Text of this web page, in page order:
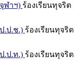
ฬาฯ) ร้องเรียนทุจริต
.ป.ช.) ร้องเรียนทุจริต
.ป.ท.) ร้องเรียนทุจริต